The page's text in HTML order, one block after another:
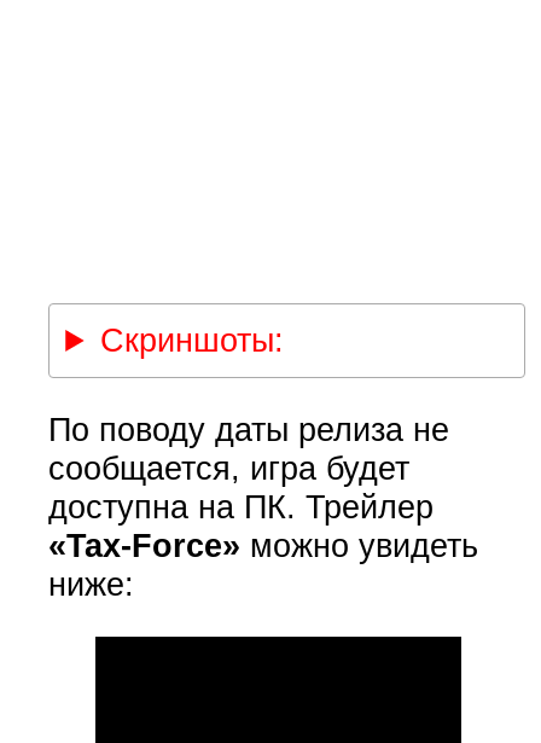
Скриншоты:
По поводу даты релиза не
сообщается, игра будет
доступна на ПК. Трейлер
«Tax-Force» можно увидеть
ниже: